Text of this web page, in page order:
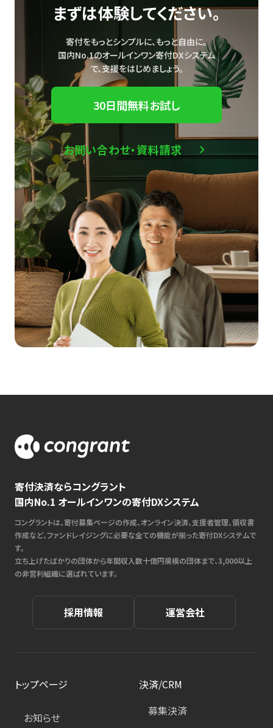
まずは体験してください。
寄付をもっとシンプルに、もっと自由に。
国内No.1のオールインワン寄付DXシステム
で、支援をはじめましょう。
30日間無料お試し
お問い合わせ・資料請求
寄付決済ならコングラント
国内No.1 オールインワンの寄付DXシステム
コングラントは、寄付募集ページの作成、オンライン決済、支援者管理、領収書
作成など、ファンドレイジングに必要な全ての機能が揃った寄付DXシステムで
す。
立ち上げたばかりの団体から年間収入数十億円規模の団体まで、3,000以上
の非営利組織に選ばれています。
採用情報 運営会社
トップページ
お知らせ
決済/CRM
募集決済